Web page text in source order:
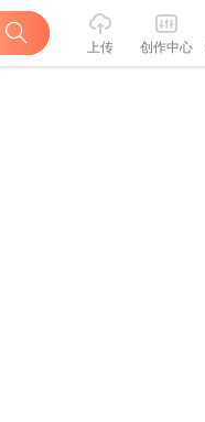
上传 创作中心